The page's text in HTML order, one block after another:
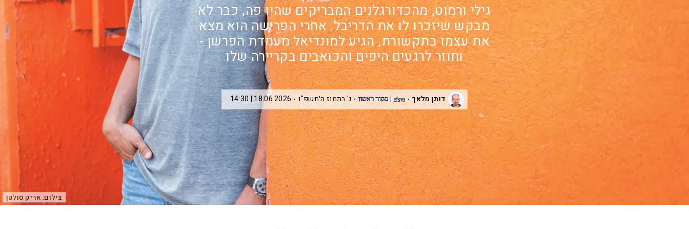
צילום:אריק סולטן
גילי ורמוט, מהכדורגלנים המבריקים שהיו פה, כבר לא
מבקש שיזכרו לו את הדריבל. אחרי הפרישה הוא מצא
את עצמו בתקשורת, הגיע למונדיאל מעמדת הפרשן -
וחוזר לרגעים היפים והכואבים בקריירה שלו
דותן מלאך ג' בתמוז ה׳תשפ"ו 18.06.2026 | 14:30